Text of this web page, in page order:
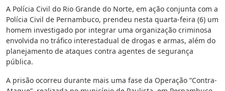
A Polícia Civil do Rio Grande do Norte, em ação conjunta com a
Polícia Civil de Pernambuco, prendeu nesta quarta-feira (6) um
homem investigado por integrar uma organização criminosa
envolvida no tráfico interestadual de drogas e armas, além do
planejamento de ataques contra agentes de segurança
pública.
A prisão ocorreu durante mais uma fase da Operação “Contra-